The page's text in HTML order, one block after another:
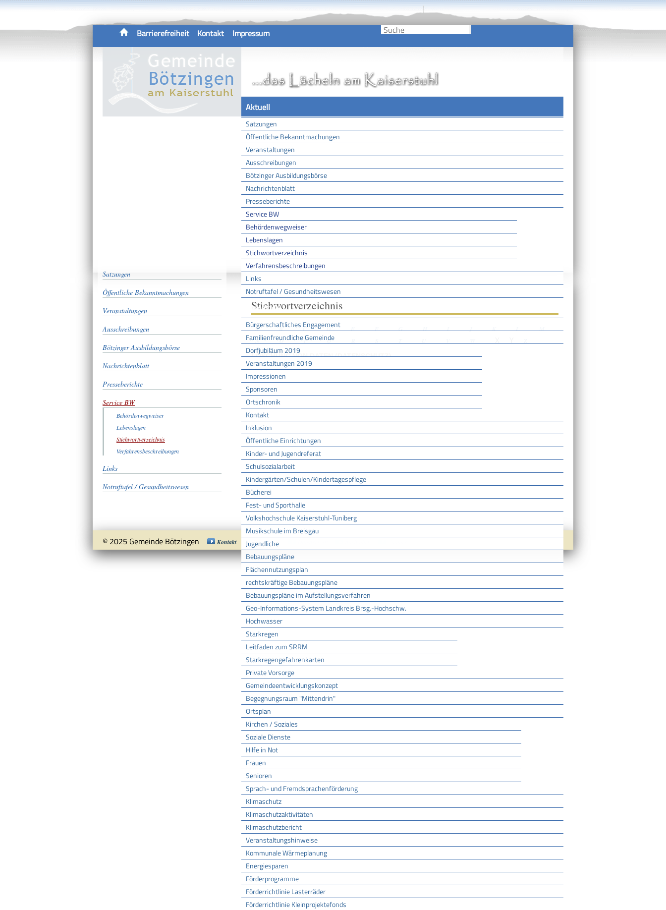
Barrierefreiheit Kontakt Impressum
Aktuell
Satzungen
Öffentliche Bekanntmachungen
Veranstaltungen
Ausschreibungen
Bötzinger Ausbildungsbörse
Nachrichtenblatt
Presseberichte
Service BW
Behördenwegweiser
Lebenslagen
Stichwortverzeichnis
Verfahrensbeschreibungen
Links
Notruftafel / Gesundheitswesen
Gemeinde
Bürgerschaftliches Engagement
Familienfreundliche Gemeinde
Dorfjubiläum 2019
Veranstaltungen 2019
Impressionen
Sponsoren
Ortschronik
Kontakt
Inklusion
Öffentliche Einrichtungen
Kinder- und Jugendreferat
Schulsozialarbeit
Kindergärten/Schulen/Kindertagespflege
Bücherei
Fest- und Sporthalle
Volkshochschule Kaiserstuhl-Tuniberg
Musikschule im Breisgau
Jugendliche
Bebauungspläne
Flächennutzungsplan
rechtskräftige Bebauungspläne
Bebauungspläne im Aufstellungsverfahren
Geo-Informations-System Landkreis Brsg.-Hochschw.
Hochwasser
Starkregen
Leitfaden zum SRRM
Starkregengefahrenkarten
Private Vorsorge
Gemeindeentwicklungskonzept
Begegnungsraum "Mittendrin"
Ortsplan
Kirchen / Soziales
Soziale Dienste
Hilfe in Not
Frauen
Senioren
Sprach- und Fremdsprachenförderung
Klimaschutz
Klimaschutzaktivitäten
Klimaschutzbericht
Veranstaltungshinweise
Kommunale Wärmeplanung
Energiesparen
Förderprogramme
Förderrichtlinie Lasterräder
Förderrichtlinie Kleinprojektefonds
Satzungen
Öffentliche Bekanntmachungen
Veranstaltungen
Ausschreibungen
Bötzinger Ausbildungsbörse
Nachrichtenblatt
Presseberichte
Service BW
Behördenwegweiser
Lebenslagen
Stichwortverzeichnis
Verfahrensbeschreibungen
Links
Notruftafel / Gesundheitswesen
Sie sind hier:Startseite /Aktuell /Service BW /Stichwortverzeichnis
Stichwortverzeichnis
A B C D E F G H I J K L
M
N
O P Q
LÖSCHUNG VON DATEN (DATENSCHUTZ)
Leistungen
Personenbezogene Daten - Löschung beantragen
© 2025 Gemeinde Bötzingen Kontakt Impressum